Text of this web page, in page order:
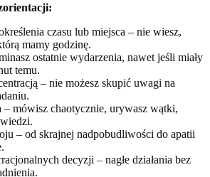
czasu lub miejsca – nie wiesz,
mamy godzinę.
ostatnie wydarzenia, nawet jeśli miały
temu.
– nie możesz skupić uwagi na
– mówisz chaotycznie, urywasz wątki,
– od skrajnej nadpobudliwości do apatii
decyzji – nagłe działania bez